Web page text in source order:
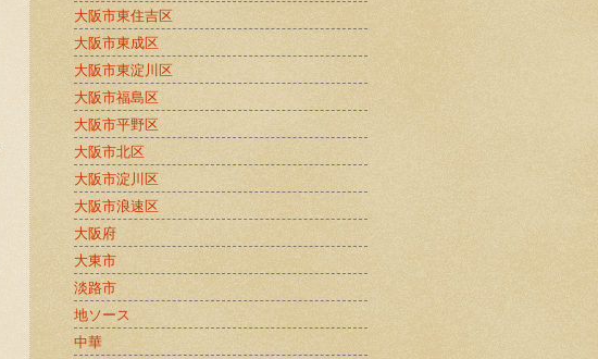
大阪市東住吉区
大阪市東成区
大阪市東淀川区
大阪市福島区
大阪市平野区
大阪市北区
大阪市淀川区
大阪市浪速区
大阪府
大東市
淡路市
地ソース
中華